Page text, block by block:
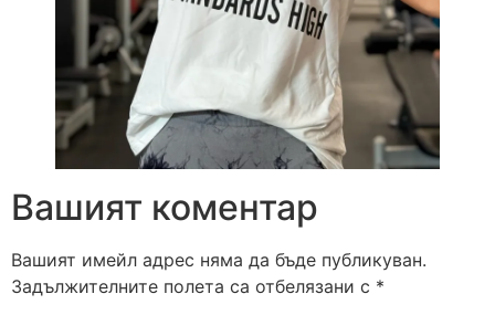
Вашият коментар
Вашият имейл адрес няма да бъде публикуван.
Задължителните полета са отбелязани с *